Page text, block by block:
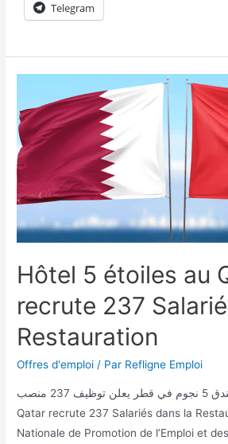
Telegram
Hôtel 5 étoiles au
recrute 237
Restauration
Offres d'emploi / Par Refligne Emploi
فندق 5 نجوم في قطر يعلن توظيف 237 منصب Hôtel 5 étoiles au
Qatar recrute 237 Salariés dans la
Nationale de Promotion de l’Emploi et